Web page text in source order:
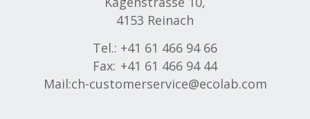
4153 Reinach
Tel.: +41 61 466 94 66
Fax: +41 61 466 94 44
Mail:ch-customerservice@ecolab.com